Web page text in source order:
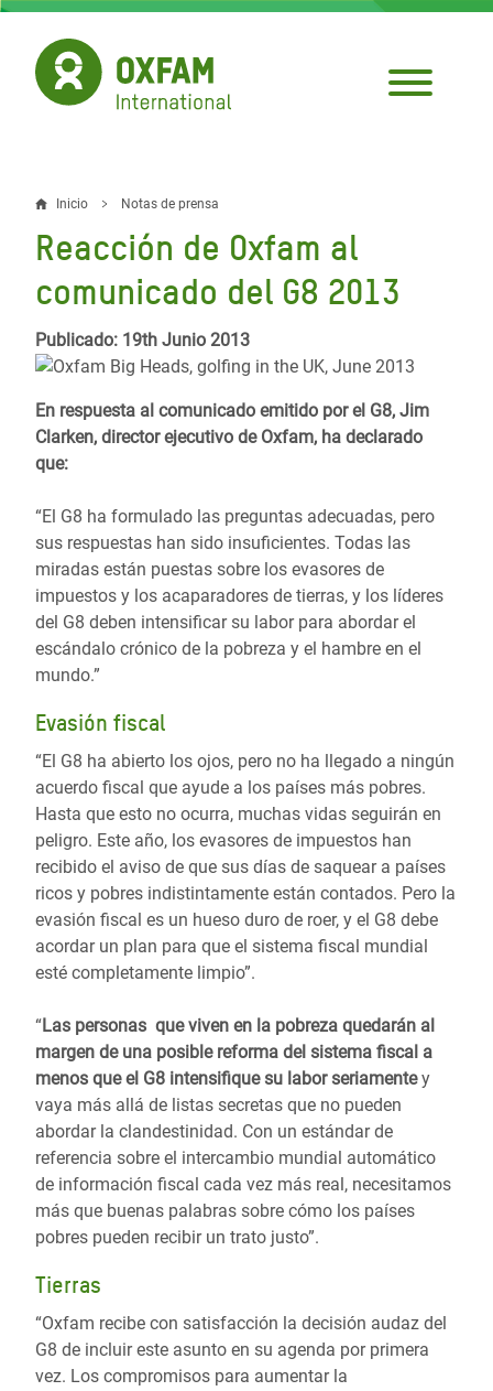
Pasar
contenido
principal
Sobrescribir
enlaces
de
ayuda
a
la
navegación
Inicio Notas de prensa
Reacción de Oxfam al
comunicado del G8 2013
Publicado: 19th Junio 2013
En respuesta al comunicado emitido por el G8, Jim
Clarken, director ejecutivo de Oxfam, ha declarado
que:
“El G8 ha formulado las preguntas adecuadas, pero
sus respuestas han sido insuficientes. Todas las
miradas están puestas sobre los evasores de
impuestos y los acaparadores de tierras, y los líderes
del G8 deben intensificar su labor para abordar el
escándalo crónico de la pobreza y el hambre en el
mundo.”
Evasión fiscal
“El G8 ha abierto los ojos, pero no ha llegado a ningún
acuerdo fiscal que ayude a los países más pobres.
Hasta que esto no ocurra, muchas vidas seguirán en
peligro. Este año, los evasores de impuestos han
recibido el aviso de que sus días de saquear a países
ricos y pobres indistintamente están contados. Pero la
evasión fiscal es un hueso duro de roer, y el G8 debe
acordar un plan para que el sistema fiscal mundial
esté completamente limpio”.
“Las personas que viven en la pobreza quedarán al
margen de una posible reforma del sistema fiscal a
menos que el G8 intensifique su labor seriamentey
vaya más allá de listas secretas que no pueden
abordar la clandestinidad. Con un estándar de
referencia sobre el intercambio mundial automático
de información fiscal cada vez más real, necesitamos
más que buenas palabras sobre cómo los países
pobres pueden recibir un trato justo”.
Tierras
“Oxfam recibe con satisfacción la decisión audaz del
G8 de incluir este asunto en su agenda por primera
vez. Los compromisos para aumentar la